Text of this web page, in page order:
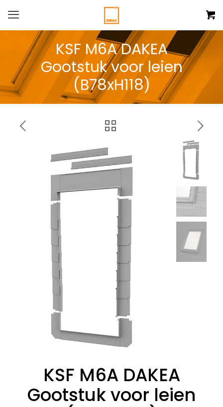
KSF M6A DAKEA
Gootstuk voor leien
(B78xH118)
KSF M6A DAKEA
Gootstuk voor leien